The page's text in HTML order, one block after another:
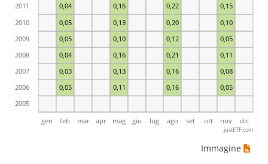
0,05 0,11 0,16 0,05
0,03 0,13 0,16 0,08
0,04 0,16 0,21 0,11
0,05 0,10 0,12 0,05
0,05 0,13 0,20 0,10
0,04 0,16 0,22 0,15
gen feb mar apr mag giu lug ago set ott nov dic
2005
2006
2007
2008
2009
2010
2011
justETF.com
Immagine